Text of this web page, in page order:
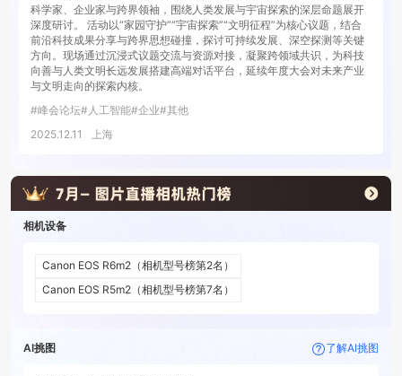
科学家、企业家与跨界领袖，围绕人类发展与宇宙探索的深层命题展开
深度研讨。 活动以“家园守护”“宇宙探索”“文明征程”为核心议题，结合
前沿科技成果分享与跨界思想碰撞，探讨可持续发展、深空探测等关键
方向。现场通过沉浸式议题交流与资源对接，凝聚跨领域共识，为科技
向善与人类文明长远发展搭建高端对话平台，延续年度大会对未来产业
与文明走向的探索内核。
#峰会论坛# 人工智能#企业#其他
2025.12.11
上海
相机设备
Canon EOS R6m2 （相机型号榜第2名）
Canon EOS R5m2 （相机型号榜第7名）
AI挑图 了解AI挑图